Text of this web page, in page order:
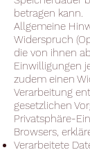
betragen kann.
Allgemeine
Widerspruch
die von ihnen
Einwilligungen
zudem einen
Verarbeitung
gesetzlichen
Privatsphäre-
Browsers,
Verarbeitete